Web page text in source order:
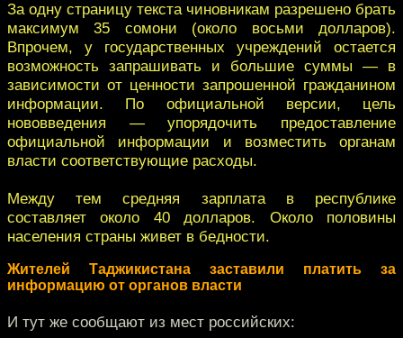
За одну страницу текста чиновникам разрешено брать
максимум 35 сомони (около восьми долларов).
Впрочем, у государственных учреждений остается
возможность запрашивать и большие суммы — в
зависимости от ценности запрошенной гражданином
информации. По официальной версии, цель
нововведения — упорядочить предоставление
официальной информации и возместить органам
власти соответствующие расходы.
Между тем средняя зарплата в республике
составляет около 40 долларов. Около половины
населения страны живет в бедности.
Жителей Таджикистана заставили платить за
информацию от органов власти
И тут же сообщают из мест российских: